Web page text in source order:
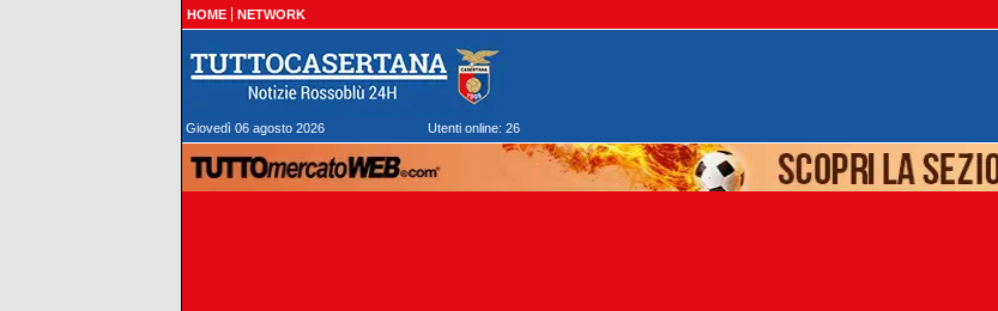
HOME NETWORK
Giovedì 06 agosto 2026 Utenti online: 26